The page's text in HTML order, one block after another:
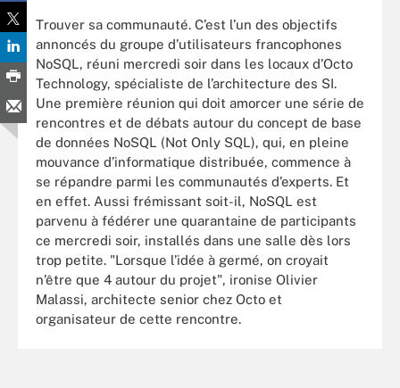
Trouver sa communauté. C’est l’un des objectifs
annoncés du groupe d’utilisateurs francophones
NoSQL, réuni mercredi soir dans les locaux d’Octo
Technology, spécialiste de l’architecture des SI.
Une première réunion qui doit amorcer une série de
rencontres et de débats autour du concept de base
de données NoSQL (Not Only SQL), qui, en pleine
mouvance d’informatique distribuée, commence à
se répandre parmi les communautés d’experts. Et
en effet. Aussi frémissant soit-il, NoSQL est
parvenu à fédérer une quarantaine de participants
ce mercredi soir, installés dans une salle dès lors
trop petite. "Lorsque l’idée à germé, on croyait
n’être que 4 autour du projet", ironise Olivier
Malassi, architecte senior chez Octo et
organisateur de cette rencontre.